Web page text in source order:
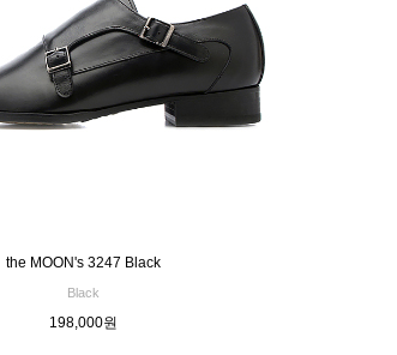
the MOON's 3247 Black
Black
198,000원